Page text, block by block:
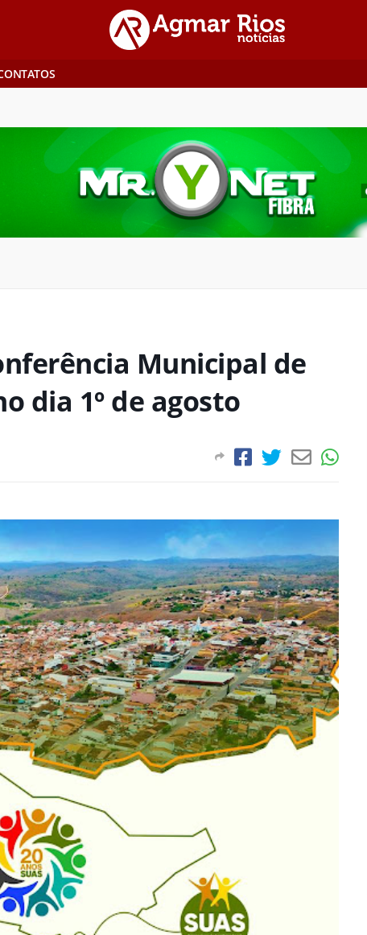
Municipal de
dia 1º de agosto